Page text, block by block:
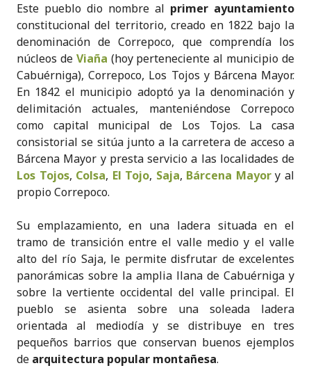
Este pueblo dio nombre al primer ayuntamiento
constitucional del territorio, creado en 1822 bajo la
denominación de Correpoco, que comprendía los
núcleos de Viaña (hoy perteneciente al municipio de
Cabuérniga), Correpoco, Los Tojos y Bárcena Mayor.
En 1842 el municipio adoptó ya la denominación y
delimitación actuales, manteniéndose Correpoco
como capital municipal de Los Tojos. La casa
consistorial se sitúa junto a la carretera de acceso a
Bárcena Mayor y presta servicio a las localidades de
Los Tojos, Colsa, El Tojo, Saja, Bárcena Mayory al
propio Correpoco.
Su emplazamiento, en una ladera situada en el
tramo de transición entre el valle medio y el valle
alto del río Saja, le permite disfrutar de excelentes
panorámicas sobre la amplia llana de Cabuérniga y
sobre la vertiente occidental del valle principal. El
pueblo se asienta sobre una soleada ladera
orientada al mediodía y se distribuye en tres
pequeños barrios que conservan buenos ejemplos
de arquitectura popular montañesa.